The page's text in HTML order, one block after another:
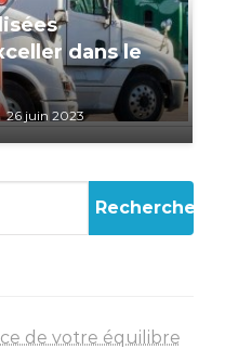
dans le
26 juin 2023
de votre équilibre